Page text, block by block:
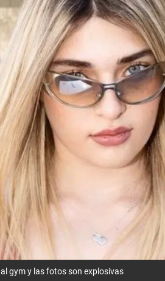
gym y las fotos son explosivas